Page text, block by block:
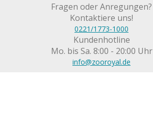
Fragen oder Anregungen?
Kontaktiere uns!
0221/1773-1000
Kundenhotline
Mo. bis Sa. 8:00 - 20:00 Uhr
info@zooroyal.de